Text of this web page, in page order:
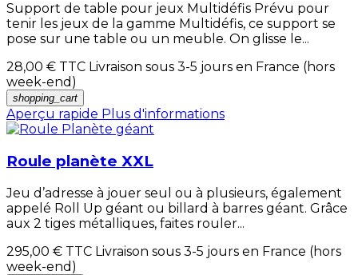
Support de table pour jeux Multidéfis Prévu pour
tenir les jeux de la gamme Multidéfis, ce support se
pose sur une table ou un meuble. On glisse le...
28,00 € TTC Livraison sous 3-5 jours en France (hors
week-end)
shopping_cart
Aperçu rapide Plus d'informations
Roule planète XXL
Jeu d’adresse à jouer seul ou à plusieurs, également
appelé Roll Up géant ou billard à barres géant. Grâce
aux 2 tiges métalliques, faites rouler...
295,00 € TTC Livraison sous 3-5 jours en France (hors
week-end)